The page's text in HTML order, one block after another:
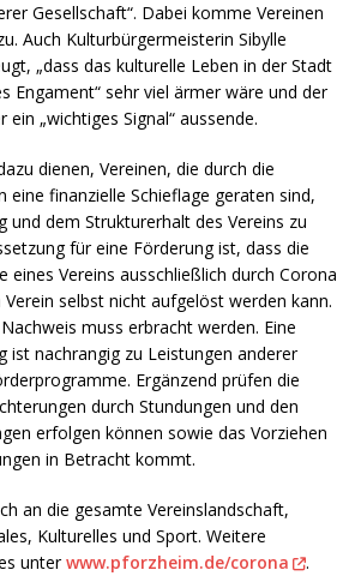
Gesellschaft“. Dabei komme Vereinen
Auch Kulturbürgermeisterin Sibylle
„dass das kulturelle Leben in der Stadt
Engament“ sehr viel ärmer wäre und der
„wichtiges Signal“ aussende.
dienen, Vereinen, die durch die
eine finanzielle Schieflage geraten sind,
und dem Strukturerhalt des Vereins zu
für eine Förderung ist, dass die
eines Vereins ausschließlich durch Corona
selbst nicht aufgelöst werden kann.
muss erbracht werden. Eine
ist nachrangig zu Leistungen anderer
Ergänzend prüfen die
durch Stundungen und den
erfolgen können sowie das Vorziehen
in Betracht kommt.
an die gesamte Vereinslandschaft,
Kulturelles und Sport. Weitere
unterwww.pforzheim.de/corona
.